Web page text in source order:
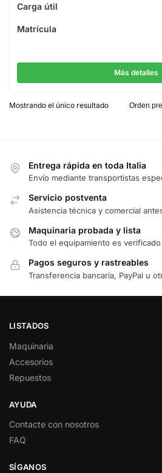
Carga útil
Matrícula
Más detalles
Mostrando el único resultado
Entrega rápida en toda Italia
Envío mediante transportistas
Servicio postventa
Asistencia técnica y comercial
Maquinaria probada y lista
Todo el equipamiento es
Pagos seguros y rastreables
Transferencia bancaria, PayPal u
LISTADOS
Maquinaria
Accesorios
Repuestos
AYUDA
Contacte con nosotros
FAQ
SÍGANOS